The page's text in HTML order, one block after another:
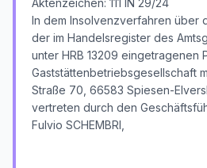
Aktenzeichen: 111 IN 29/24
In dem Insolvenzverfahren über
der im Handelsregister des
unter HRB 13209 eingetragenen
Gaststättenbetriebsgesellschaft
Straße 70, 66583 Spiesen-
vertreten durch den
Fulvio SCHEMBRI,